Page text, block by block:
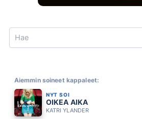
Search
Aiemmin soineet kappaleet:
NYT SOI
OIKEA AIKA
KATRI YLANDER